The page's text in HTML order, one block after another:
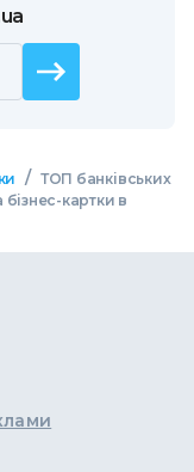
/ ТОП банківських
картки в